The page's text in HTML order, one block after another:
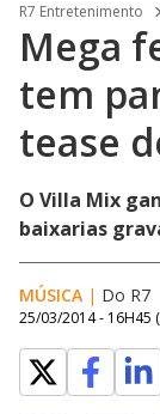
R7 Entretenimento
Mega
tem
tease
O Villa Mix
baixarias
MÚSICA | Do R7
25/03/2014 - 16H45